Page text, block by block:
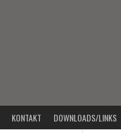
KONTAKT DOWNLOADS/LINKS